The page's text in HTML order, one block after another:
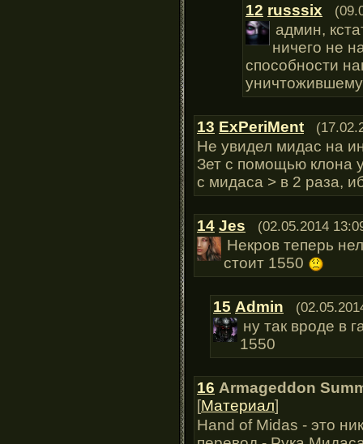
12 russsix
админ,
ничего не
способности
13 ExPeriMent
Не увидел мидас на
Зет с помощью клона
с мидаса > в 2 раза,
14 Jes (02.05.2014
Некров теперь
стоит 1550
15 Admin
ну так вроде в
1550
16 Armageddon
[Материал]
Hand of Midas - это